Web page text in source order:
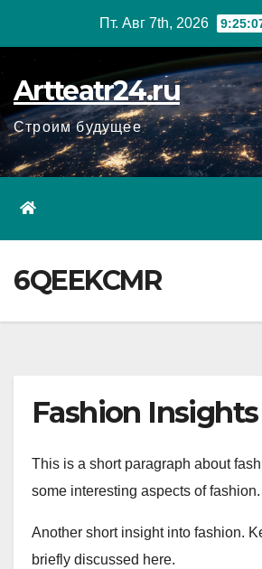
Пт. Авг 7th, 2026
Artteatr24.ru
Строим будущее
6QEEKCMR
Fashion Insights
This is a short paragraph about
some interesting aspects of fashion.
Another short insight into fashion.
briefly discussed here.